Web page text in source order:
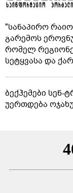
"სანაპირო
გარემოს
რომელ
სეტყვასა და
ბექჰემები სენ-
უერთდება